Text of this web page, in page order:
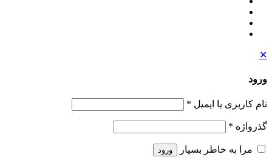
✕
ورود
نام کاربری یا ایمیل *
گذرواژه *
مرا به خاطر بسپار ورود